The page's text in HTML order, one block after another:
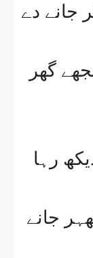
جانے دے
گھر
رہا
جانے